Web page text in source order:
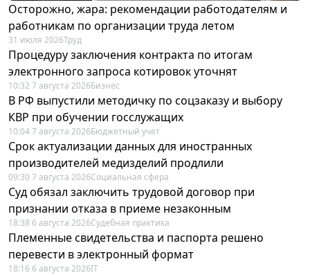
Осторожно, жара: рекомендации работодателям и
работникам по организации труда летом
31 июля 2026Труд
Процедуру заключения контракта по итогам
электронного запроса котировок уточнят
10:32 7 августа 2026Бизнес
В РФ выпустили методичку по соцзаказу и выбору
КВР при обучении госслужащих
10:04 7 августа 2026Бюджетный учет
Срок актуализации данных для иностранных
производителей медизделий продлили
09:30 7 августа 2026Социальная сфера
Суд обязал заключить трудовой договор при
признании отказа в приеме незаконным
18:38 6 августа 2026Судебная практика
Племенные свидетельства и паспорта решено
перевести в электронный формат
18:16 6 августа 2026IT